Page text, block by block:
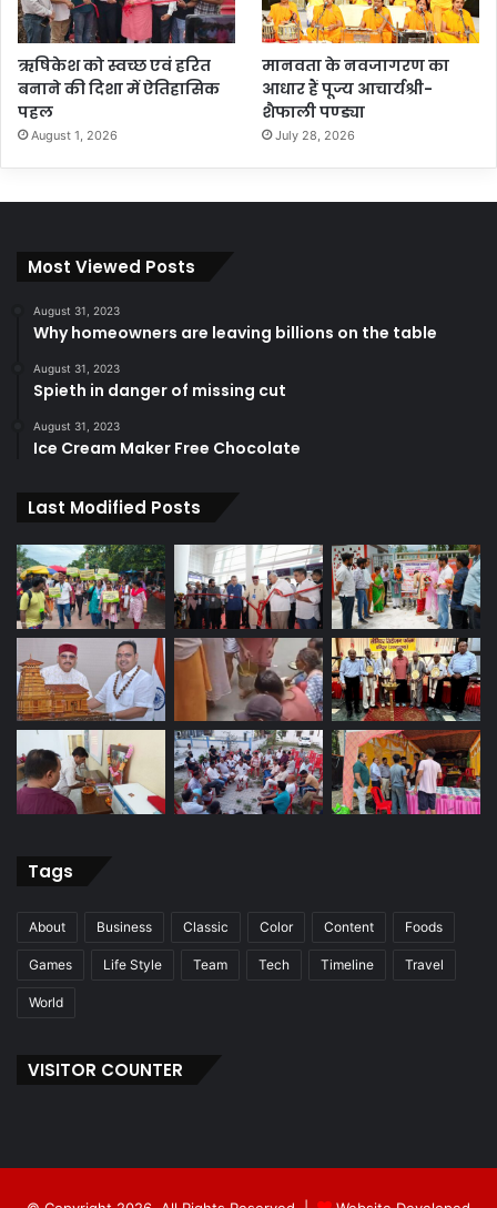
ऋषिकेश को स्वच्छ एवं हरित
बनाने की दिशा में ऐतिहासिक
पहल
August 1, 2026
मानवता के नवजागरण का
आधार हैं पूज्य आचार्यश्री-
शैफाली पण्ड्या
July 28, 2026
Most Viewed Posts
August 31, 2023
Why homeowners are leaving billions on the table
August 31, 2023
Spieth in danger of missing cut
August 31, 2023
Ice Cream Maker Free Chocolate
Last Modified Posts
Tags
About Business Classic Color Content Foods
Games Life Style Team Tech Timeline Travel
World
VISITOR COUNTER